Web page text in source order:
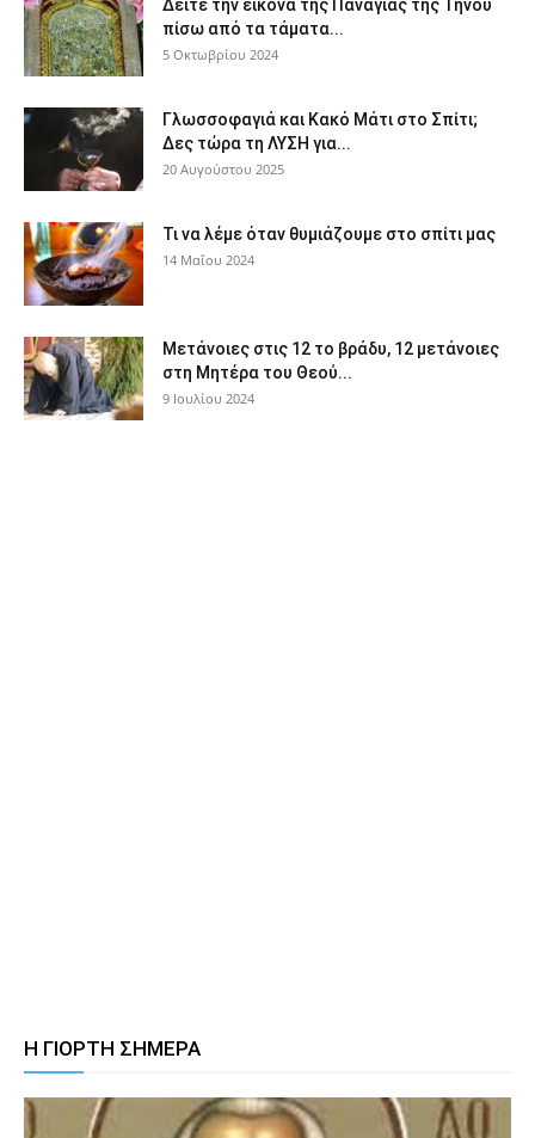
Δείτε την εικόνα της Παναγίας της Τήνου
πίσω από τα τάματα...
5 Οκτωβρίου 2024
Γλωσσοφαγιά και Κακό Μάτι στο Σπίτι;
Δες τώρα τη ΛΥΣΗ για...
20 Αυγούστου 2025
Τι να λέμε όταν θυμιάζουμε στο σπίτι μας
14 Μαΐου 2024
Μετάνοιες στις 12 το βράδυ, 12 μετάνοιες
στη Μητέρα του Θεού...
9 Ιουλίου 2024
Η ΓΙΟΡΤΗ ΣΗΜΕΡΑ